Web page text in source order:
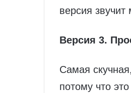
версия звучит
Версия 3.
Самая
потому что